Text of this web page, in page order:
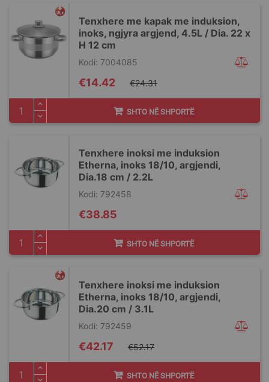
Tenxhere me kapak me induksion,
inoks, ngjyra argjend, 4.5L / Dia. 22 x
H 12 cm
Kodi: 7004085
Special
Price
€14.42 €24.31
SHTO NË SHPORTË
Tenxhere inoksi me induksion
Etherna, inoks 18/10, argjendi,
Dia.18 cm / 2.2L
Kodi: 792458
€38.85
SHTO NË SHPORTË
Tenxhere inoksi me induksion
Etherna, inoks 18/10, argjendi,
Dia.20 cm / 3.1L
Kodi: 792459
Special
Price
€42.17 €52.17
SHTO NË SHPORTË